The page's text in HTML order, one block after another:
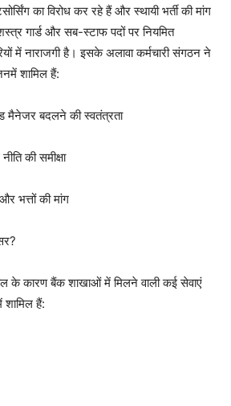
का विरोध कर रहे हैं और स्थायी भर्ती की मांग
गार्ड और सब-स्टाफ पदों पर नियमित
में नाराजगी है। इसके अलावा कर्मचारी संगठन ने
शामिल हैं:
मैनेजर बदलने की स्वतंत्रता
की समीक्षा
भत्तों की मांग
के कारण बैंक शाखाओं में मिलने वाली कई सेवाएं
शामिल हैं: